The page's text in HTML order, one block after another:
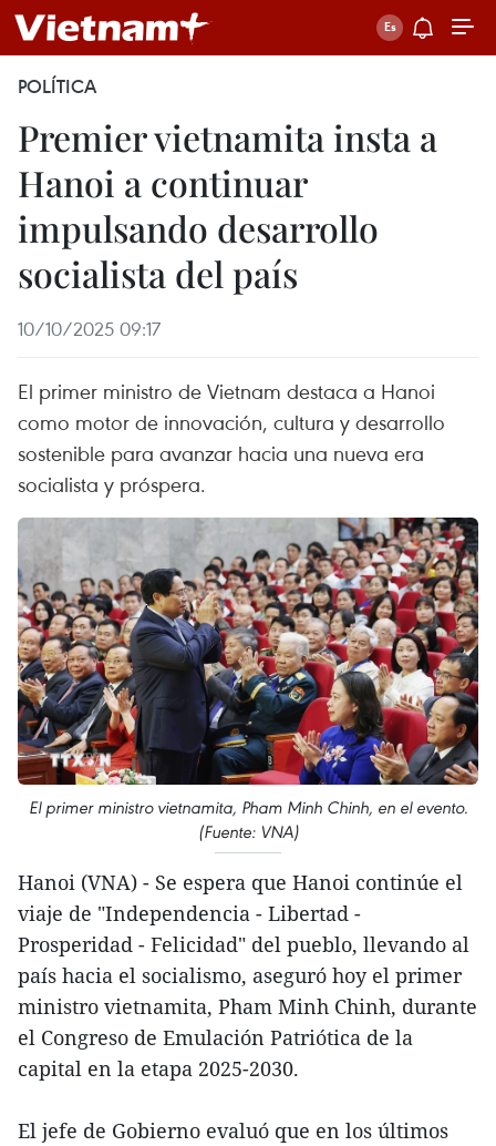
POLÍTICA
Premier vietnamita insta a
Hanoi a continuar
impulsando desarrollo
socialista del país
10/10/2025 09:17
El primer ministro de Vietnam destaca a Hanoi
como motor de innovación, cultura y desarrollo
sostenible para avanzar hacia una nueva era
socialista y próspera.
El primer ministro vietnamita, Pham Minh Chinh, en el evento.
(Fuente: VNA)
Hanoi (VNA) - Se espera que Hanoi continúe el
viaje de "Independencia - Libertad -
Prosperidad - Felicidad" del pueblo, llevando al
país hacia el socialismo, aseguró hoy el primer
ministro vietnamita, Pham Minh Chinh, durante
el Congreso de Emulación Patriótica de la
capital en la etapa 2025-2030.
El jefe de Gobierno evaluó que en los últimos